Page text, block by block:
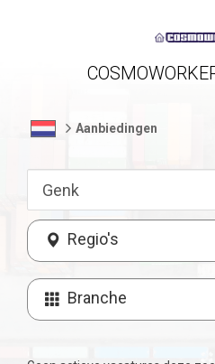
Aanbiedingen
Regio's
Branche